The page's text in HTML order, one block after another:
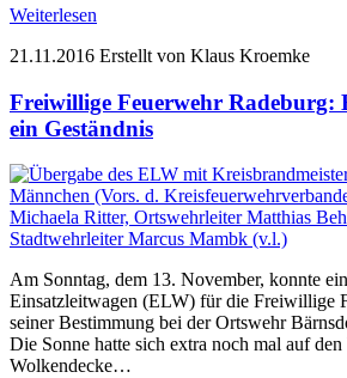
Weiterlesen
21.11.2016 Erstellt von Klaus Kroemke
Freiwillige Feuerwehr Radeburg:
ein Geständnis
Am Sonntag, dem 13. November, konnte
Einsatzleitwagen (ELW) für die Freiwillige
seiner Bestimmung bei der Ortswehr
Die Sonne hatte sich extra noch mal auf
Wolkendecke…